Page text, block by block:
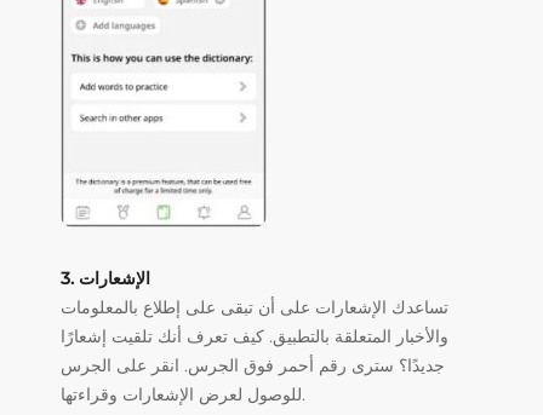
3. الإشعارات
تساعدك الإشعارات على أن تبقى على إطلاع بالمعلومات
والأخبار المتعلقة بالتطبيق. كيف تعرف أنك تلقيت إشعارًا
جديدًا؟ سترى رقم أحمر فوق الجرس. انقر على الجرس
للوصول لعرض الإشعارات وقراءتها.